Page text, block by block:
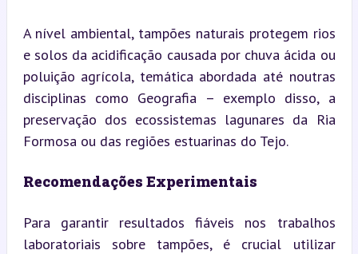
A nível ambiental, tampões naturais protegem rios
e solos da acidificação causada por chuva ácida ou
poluição agrícola, temática abordada até noutras
disciplinas como Geografia – exemplo disso, a
preservação dos ecossistemas lagunares da Ria
Formosa ou das regiões estuarinas do Tejo.
Recomendações Experimentais
Para garantir resultados fiáveis nos trabalhos
laboratoriais sobre tampões, é crucial utilizar